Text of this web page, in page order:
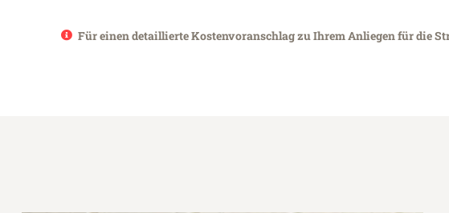
Für einen detaillierte Kostenvoranschlag zu Ihrem Anliegen für die